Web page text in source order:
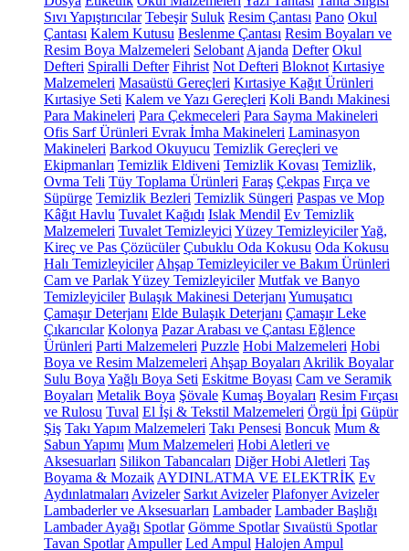
Sıvı Yapıştırıcılar Tebeşir Suluk Resim Çantası Pano Okul
Çantası Kalem Kutusu Beslenme Çantası Resim Boyaları ve
Resim Boya Malzemeleri Selobant Ajanda Defter Okul
Defteri Spiralli Defter Fihrist Not Defteri Bloknot Kırtasiye
Malzemeleri Masaüstü Gereçleri Kırtasiye Kağıt Ürünleri
Kırtasiye Seti Kalem ve Yazı Gereçleri Koli Bandı Makinesi
Para Makineleri Para Çekmeceleri Para Sayma Makineleri
Ofis Sarf Ürünleri Evrak İmha Makineleri Laminasyon
Makineleri Barkod Okuyucu Temizlik Gereçleri ve
Ekipmanları Temizlik Eldiveni Temizlik Kovası Temizlik,
Ovma Teli Tüy Toplama Ürünleri Faraş Çekpas Fırça ve
Süpürge Temizlik Bezleri Temizlik Süngeri Paspas ve Mop
Kâğıt Havlu Tuvalet Kağıdı Islak Mendil Ev Temizlik
Malzemeleri Tuvalet Temizleyici Yüzey TemizleyicilerYağ,
Kireç ve Pas Çözücüler Çubuklu Oda Kokusu Oda Kokusu
Halı Temizleyiciler Ahşap Temizleyiciler ve Bakım Ürünleri
Cam ve Parlak Yüzey Temizleyiciler Mutfak ve Banyo
Temizleyiciler Bulaşık Makinesi Deterjanı Yumuşatıcı
Çamaşır Deterjanı Elde Bulaşık Deterjanı Çamaşır Leke
Çıkarıcılar Kolonya Pazar Arabası ve Çantası Eğlence
Ürünleri Parti Malzemeleri Puzzle Hobi Malzemeleri Hobi
Boya ve Resim Malzemeleri Ahşap Boyaları Akrilik Boyalar
Sulu Boya Yağlı Boya Seti Eskitme Boyası Cam ve Seramik
Boyaları Metalik Boya Şövale Kumaş Boyaları Resim Fırçası
ve Rulosu Tuval El İşi & Tekstil Malzemeleri Örgü İpi Güpür
Şiş Takı Yapım Malzemeleri Takı Pensesi Boncuk Mum &
Sabun Yapımı Mum Malzemeleri Hobi Aletleri ve
Aksesuarları Silikon Tabancaları Diğer Hobi Aletleri Taş
Boyama & Mozaik AYDINLATMA VE ELEKTRİK Ev
Aydınlatmaları Avizeler Sarkıt Avizeler Plafonyer Avizeler
Lambaderler ve Aksesuarları Lambader Lambader Başlığı
Lambader Ayağı Spotlar Gömme Spotlar Sıvaüstü Spotlar
Tavan Spotlar Ampuller Led Ampul Halojen Ampul